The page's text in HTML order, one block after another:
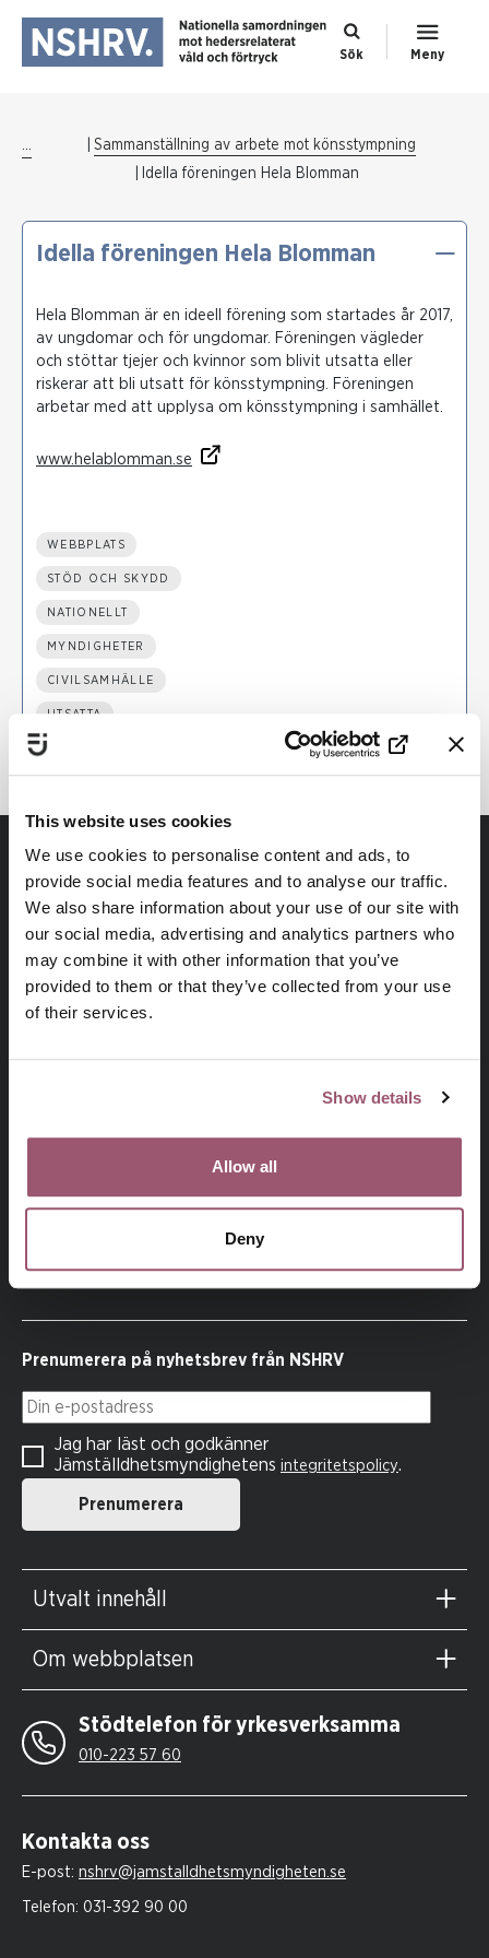
This website uses cookies
We use cookies to personalise content and ads, to
provide social media features and to analyse our traffic.
We also share information about your use of our site with
our social media, advertising and analytics partners who
may combine it with other information that you’ve
provided to them or that they’ve collected from your use
of their services.
Show details
Allow all
Deny
Sök Meny
...
Sammanställning av arbete mot könsstympning
Idella föreningen Hela Blomman
Idella föreningen Hela Blomman
Hela Blomman är en ideell förening som startades år 2017,
av ungdomar och för ungdomar. Föreningen vägleder
och stöttar tjejer och kvinnor som blivit utsatta eller
riskerar att bli utsatt för könsstympning. Föreningen
arbetar med att upplysa om könsstympning i samhället.
www.helablomman.se
WEBBPLATS
STÖD OCH SKYDD
NATIONELLT
MYNDIGHETER
CIVILSAMHÄLLE
UTSATTA
NSHRV
våld och förtryck, är en del av Jämställdhetsmyndigheten.
NSHRV samordnar Sveriges arbete med att förebygga och
bekämpa hedersrelaterat våld och förtryck.
Prenumerera på nyhetsbrev från NSHRV
Din e-postadress
Prenumerera
Jag har läst och godkänner
Jämställdhetsmyndighetens integritetspolicy.
Utvalt innehåll
Om webbplatsen
Stödtelefon för yrkesverksamma
010-223 57 60
Kontakta oss
E-post: nshrv@jamstalldhetsmyndigheten.se
Telefon: 031-392 90 00